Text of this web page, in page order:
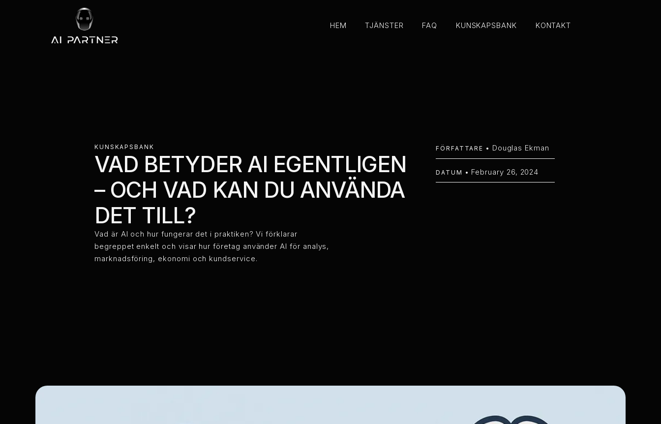
HEM
TJÄNSTER
FAQ
KUNSKAPSBANK
KONTAKT
KUNSKAPSBANK
VAD BETYDER AI EGENTLIGEN
– OCH VAD KAN DU ANVÄNDA
DET TILL?
Vad är AI och hur fungerar det i praktiken? Vi förklarar
begreppet enkelt och visar hur företag använder AI för analys,
marknadsföring, ekonomi och kundservice.
FÖRFATTARE • Douglas Ekman
DATUM • February 26, 2024